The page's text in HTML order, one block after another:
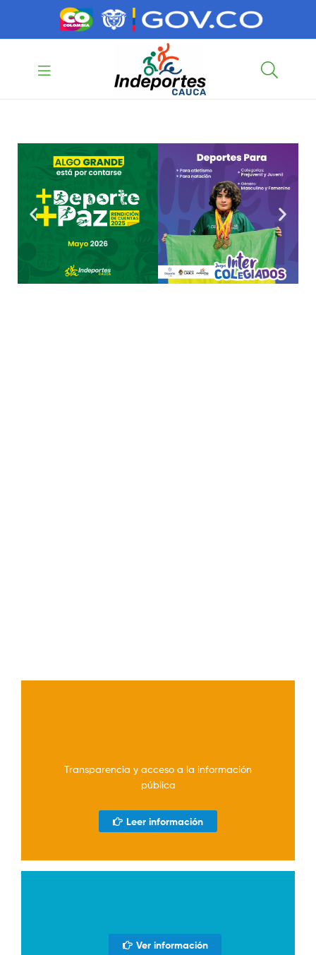
Transparencia y acceso a la información
pública
Leer información
Ver información